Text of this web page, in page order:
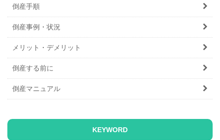
倒産手順
倒産事例・状況
メリット・デメリット
倒産する前に
倒産マニュアル
KEYWORD